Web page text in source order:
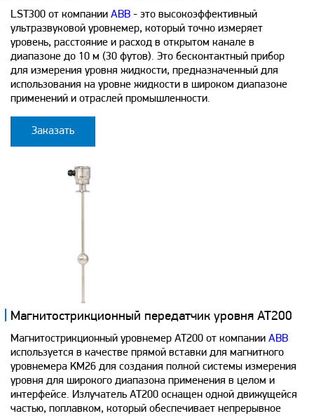
LST300 от компании ABB - это высокоэффективный
ультразвуковой уровнемер, который точно измеряет
уровень, расстояние и расход в открытом канале в
диапазоне до 10 м (30 футов). Это бесконтактный прибор
для измерения уровня жидкости, предназначенный для
использования на уровне жидкости в широком диапазоне
применений и отраслей промышленности.
Заказать
Магнитострикционный передатчик уровня AT200
Магнитострикционный уровнемер AT200 от компании ABB
используется в качестве прямой вставки для магнитного
уровнемера KM26 для создания полной системы измерения
уровня для широкого диапазона применения в целом и
интерфейсе. Излучатель AT200 оснащен одной движущейся
частью, поплавком, который обеспечивает непрерывное